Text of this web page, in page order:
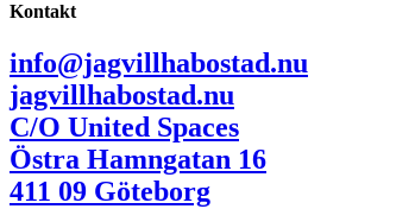
Kontakt
info@jagvillhabostad.nu
jagvillhabostad.nu
C/O United Spaces
Östra Hamngatan 16
411 09 Göteborg